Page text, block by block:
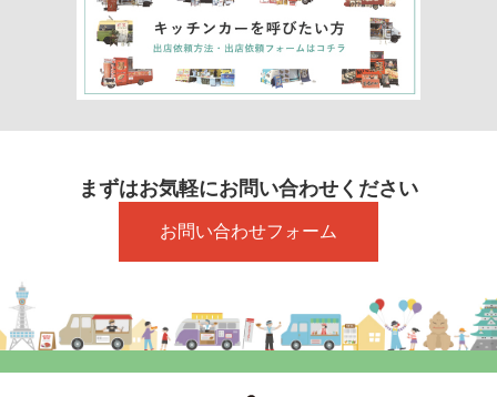
まずはお気軽にお問い合わせください
お問い合わせフォーム